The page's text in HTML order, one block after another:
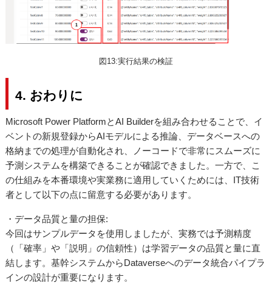
図13:実行結果の検証
4. おわりに
Microsoft Power PlatformとAI Builderを組み合わせることで、イ
ベントの新規登録からAIモデルによる推論、データベースへの
格納までの処理が自動化され、ノーコードで非常にスムーズに
予測システムを構築できることが確認できました。一方で、こ
の仕組みを本番環境や実業務に適用していくためには、IT技術
者として以下の点に留意する必要があります。
・データ品質と量の担保:
今回はサンプルデータを使用しましたが、実務では予測精度
（「確率」や「説明」の信頼性）は学習データの品質と量に直
結します。基幹システムからDataverseへのデータ統合パイプラ
インの設計が重要になります。